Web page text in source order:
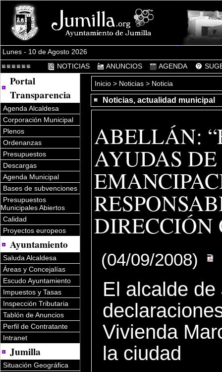
Lunes - 10 de Agosto 2026
NOTICIAS
ANUNCIOS AGENDA
Portal
Transparencia
Agenda Alcaldesa
Corporación Municipal
Plenos
Ordenanzas
Presupuestos
Descargas
Agenda Municipal
Bases de subvenciones
Presupuestos
Municipales Abiertos
Calidad
Proyectos europeos
Ayuntamiento
Saluda Alcaldesa
Áreas y Concejalías
Escudo Ayuntamiento
Impuestos y Tasas
Inspección Tributaria
Tablón de Anuncios
Perfil de Contratante
Intranet
Jumilla
Situación Geográfica
Inicio> Noticias > Noticia
Noticias, actualidad municipal
ABELLÁN:
AYUDAS
DIRECCIÓN
(04/09/2008)
El alcalde
Vivienda
la ciudad